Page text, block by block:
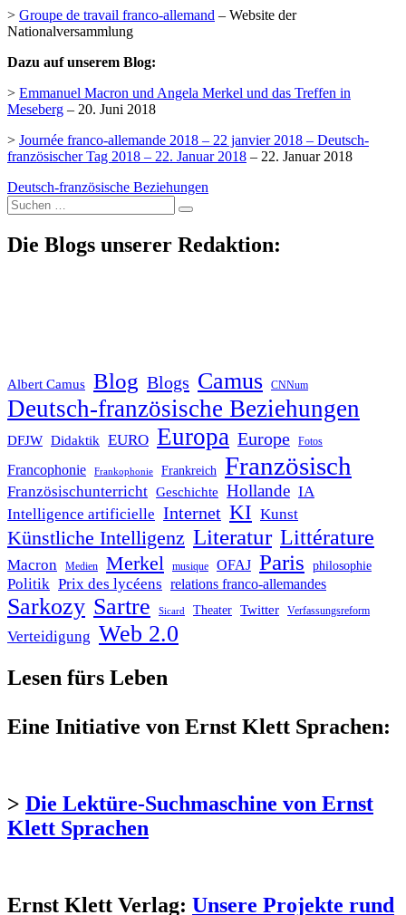
> Groupe de travail franco-allemand – Website der
Nationalversammlung
Dazu auf unserem Blog:
> Emmanuel Macron und Angela Merkel und das Treffen in
Meseberg – 20. Juni 2018
> Journée franco-allemande 2018 – 22 janvier 2018 – Deutsch-
französischer Tag 2018 – 22. Januar 2018 – 22. Januar 2018
Deutsch-französische Beziehungen
Suche
nach:
Die Blogs unserer Redaktion:
Albert Camus Blog Blogs Camus CNNum
Deutsch-französische Beziehungen
DFJW Didaktik EURO Europa Europe Fotos
Francophonie Frankophonie Frankreich Französisch
Französischunterricht Geschichte Hollande IA
Intelligence artificielle Internet KI Kunst
Künstliche Intelligenz Literatur Littérature
Macron Medien Merkel musique OFAJ Paris philosophie
Politik Prix des lycéens relations franco-allemandes
Sarkozy Sartre Sicard Theater Twitter Verfassungsreform
Verteidigung Web 2.0
Lesen fürs Leben
Eine Initiative von Ernst Klett Sprachen:
> Die Lektüre-Suchmaschine von Ernst
Klett Sprachen
Ernst Klett Verlag: Unsere Projekte rund